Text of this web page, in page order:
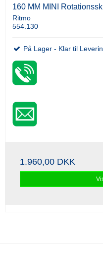
160 MM MINI
Ritmo
554.130
På Lager - Klar til
1.960,00 DKK